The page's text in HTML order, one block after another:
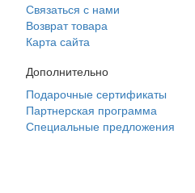
Связаться с нами
Возврат товара
Карта сайта
Дополнительно
Подарочные сертификаты
Партнерская программа
Специальные предложения